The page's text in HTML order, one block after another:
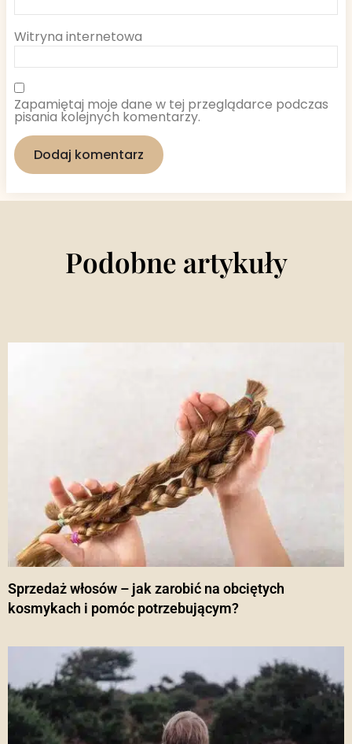
Witryna internetowa
Zapamiętaj moje dane w tej przeglądarce podczas
pisania kolejnych komentarzy.
Podobne artykuły
Sprzedaż włosów – jak zarobić na obciętych
kosmykach i pomóc potrzebującym?